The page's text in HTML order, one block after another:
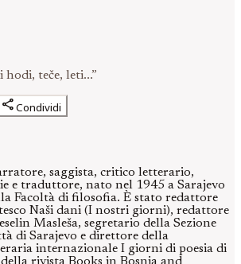
hodi, teče, leti...”
shareCondividi
saggista, critico letterario,
e traduttore, nato nel 1945 a Sarajevo
Facoltà di filosofia. È stato redattore
Naši dani (I nostri giorni), redattore
Masleša, segretario della Sezione
di Sarajevo e direttore della
internazionale I giorni di poesia di